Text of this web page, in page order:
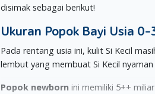
disimak sebagai berikut!
Ukuran Popok Bayi Usia
Pada rentang usia ini, kulit Si Kecil
lembut yang membuat Si Kecil
Popok newborn ini memiliki 5++